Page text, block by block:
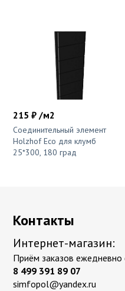
215 ₽ /м2
Соединительный элемент
Holzhof Eco для клумб
25*300, 180 град
Контакты
Интернет-магазин:
Приём заказов
8 499 391 89 07
simfopol@yandex.ru